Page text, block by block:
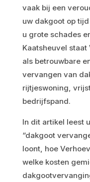
vaak bij een
uw dakgoot op
u grote schades
Kaatsheuvel staat
als betrouwbare
vervangen van
rijtjeswoning,
bedrijfspand.
In dit artikel leest
“dakgoot
loont, hoe
welke kosten